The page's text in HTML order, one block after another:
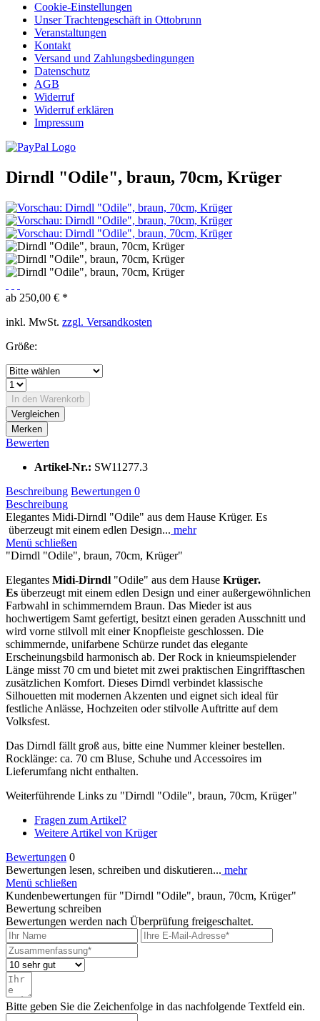
Cookie-Einstellungen
Unser Trachtengeschäft in Ottobrunn
Veranstaltungen
Kontakt
Versand und Zahlungsbedingungen
Datenschutz
AGB
Widerruf
Widerruf erklären
Impressum
Dirndl "Odile", braun, 70cm, Krüger
ab 250,00 € *
inkl. MwSt. zzgl. Versandkosten
Größe:
In den Warenkorb
Vergleichen
Merken
Bewerten
Artikel-Nr.: SW11277.3
Beschreibung Bewertungen 0
Beschreibung
Elegantes Midi-Dirndl "Odile" aus dem Hause Krüger. Es
überzeugt mit einem edlen Design... mehr
Menü schließen
"Dirndl "Odile", braun, 70cm, Krüger"
Elegantes Midi-Dirndl "Odile" aus dem Hause Krüger.
Es überzeugt mit einem edlen Design und einer außergewöhnlichen
Farbwahl in schimmerndem Braun. Das Mieder ist aus
hochwertigem Samt gefertigt, besitzt einen geraden Ausschnitt und
wird vorne stilvoll mit einer Knopfleiste geschlossen. Die
schimmernde, unifarbene Schürze rundet das elegante
Erscheinungsbild harmonisch ab. Der Rock in knieumspielender
Länge misst 70 cm und bietet mit zwei praktischen Eingrifftaschen
zusätzlichen Komfort. Dieses Dirndl verbindet klassische
Silhouetten mit modernen Akzenten und eignet sich ideal für
festliche Anlässe, Hochzeiten oder stilvolle Auftritte auf dem
Volksfest.
Das Dirndl fällt groß aus, bitte eine Nummer kleiner bestellen.
Rocklänge: ca. 70 cm Bluse, Schuhe und Accessoires im
Lieferumfang nicht enthalten.
Weiterführende Links zu "Dirndl "Odile", braun, 70cm, Krüger"
Fragen zum Artikel?
Weitere Artikel von Krüger
Bewertungen 0
Bewertungen lesen, schreiben und diskutieren... mehr
Menü schließen
Kundenbewertungen für "Dirndl "Odile", braun, 70cm, Krüger"
Bewertung schreiben
Bewertungen werden nach Überprüfung freigeschaltet.
Bitte geben Sie die Zeichenfolge in das nachfolgende Textfeld ein.